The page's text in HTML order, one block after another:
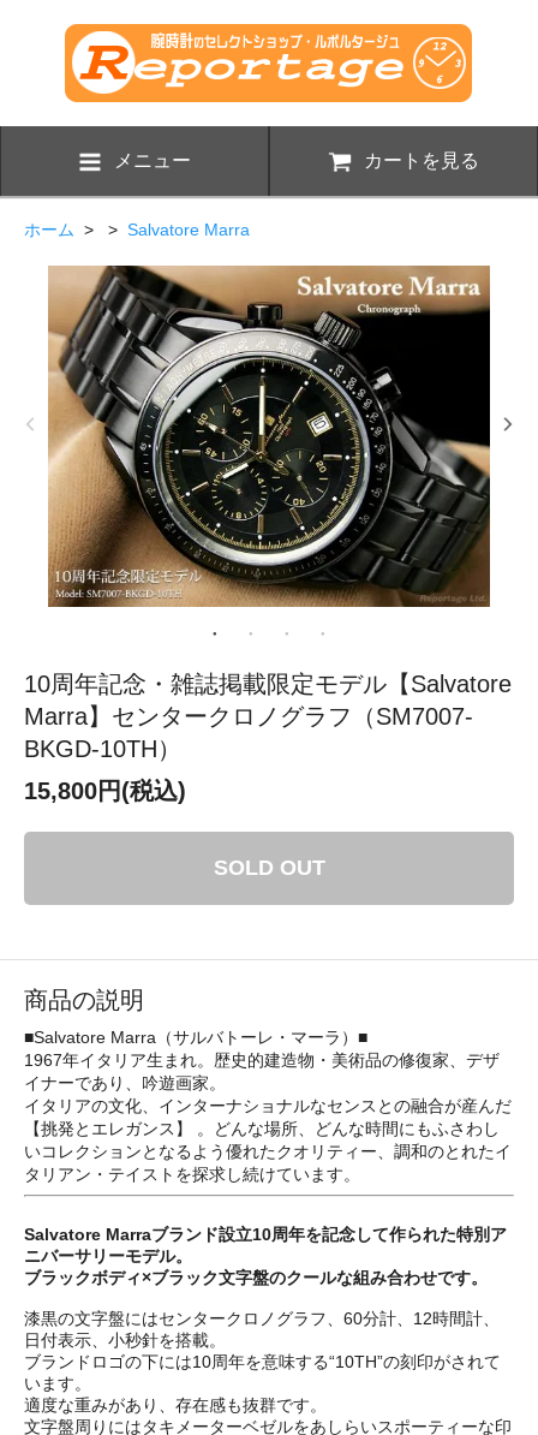
メニュー カートを見る
ホーム > > Salvatore Marra
10周年記念・雑誌掲載限定モデル【Salvatore
Marra】センタークロノグラフ（SM7007-
BKGD-10TH）
15,800円(税込)
SOLD OUT
商品の説明
■Salvatore Marra（サルバトーレ・マーラ）■
1967年イタリア生まれ。歴史的建造物・美術品の修復家、デザ
イナーであり、吟遊画家。
イタリアの文化、インターナショナルなセンスとの融合が産んだ
【挑発とエレガンス】 。どんな場所、どんな時間にもふさわし
いコレクションとなるよう優れたクオリティー、調和のとれたイ
タリアン・テイストを探求し続けています。
Salvatore Marraブランド設立10周年を記念して作られた特別ア
ニバーサリーモデル。
ブラックボディ×ブラック文字盤のクールな組み合わせです。
漆黒の文字盤にはセンタークロノグラフ、60分計、12時間計、
日付表示、小秒針を搭載。
ブランドロゴの下には10周年を意味する“10TH”の刻印がされて
います。
適度な重みがあり、存在感も抜群です。
文字盤周りにはタキメーターベゼルをあしらいスポーティーな印